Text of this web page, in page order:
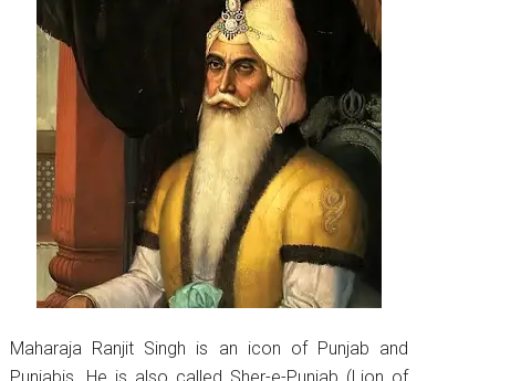
Maharaja Ranjit Singh is an icon of Punjab and